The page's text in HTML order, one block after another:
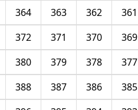
361
362
363
364
369
370
371
372
377
378
379
380
385
386
387
388